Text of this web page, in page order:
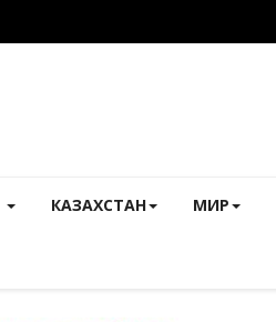
КАЗАХСТАН МИР